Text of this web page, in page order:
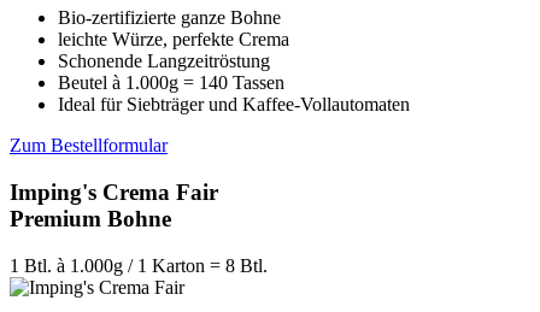
Bio-zertifizierte ganze Bohne
leichte Würze, perfekte Crema
Schonende Langzeitröstung
Beutel à 1.000g = 140 Tassen
Ideal für Siebträger und Kaffee-Vollautomaten
Zum Bestellformular
Imping's Crema Fair
Premium Bohne
1 Btl. à 1.000g / 1 Karton = 8 Btl.